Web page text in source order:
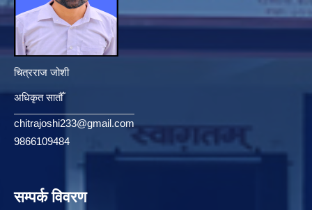
चित्रराज जोशी
अधिकृत सातौँ
chitrajoshi233@gmail.com
9866109484
सम्पर्क विवरण